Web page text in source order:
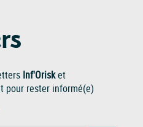
Inf'Orisket
pour rester informé(e)